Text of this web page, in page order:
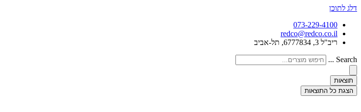
דלג לתוכן
073-229-4100
redco@redco.co.il
ריב"ל 3, 6777834, תל-אביב
Search ...
תוצאות
הצגת כל התוצאות